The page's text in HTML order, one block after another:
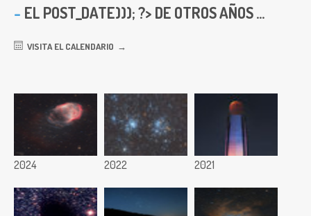
EL POST_DATE))); ?> DE OTROS AÑOS ...
VISITA EL CALENDARIO
2024 2022 2021